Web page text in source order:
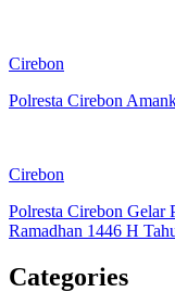
Cirebon
Polresta Cirebon
Cirebon
Polresta Cirebon Gelar
Ramadhan 1446 H
Categories